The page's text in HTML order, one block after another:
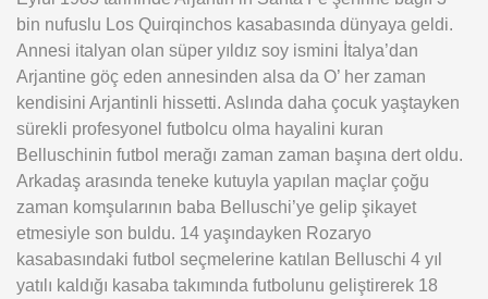
bin nufuslu Los Quirqinchos kasabasında dünyaya geldi.
Annesi italyan olan süper yıldız soy ismini İtalya’dan
Arjantine göç eden annesinden alsa da O’ her zaman
kendisini Arjantinli hissetti. Aslında daha çocuk yaştayken
sürekli profesyonel futbolcu olma hayalini kuran
Belluschinin futbol merağı zaman zaman başına dert oldu.
Arkadaş arasında teneke kutuyla yapılan maçlar çoğu
zaman komşularının baba Belluschi’ye gelip şikayet
etmesiyle son buldu. 14 yaşındayken Rozaryo
kasabasındaki futbol seçmelerine katılan Belluschi 4 yıl
yatılı kaldığı kasaba takımında futbolunu geliştirerek 18